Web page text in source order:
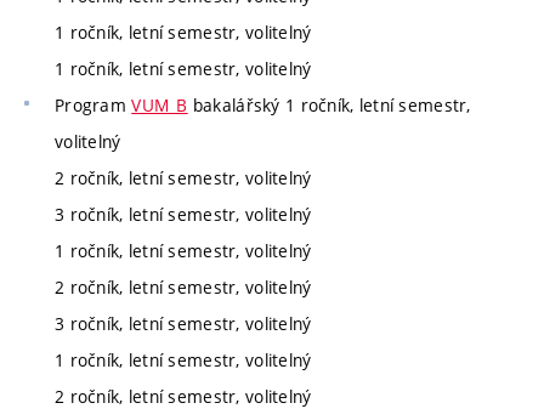
1 ročník, letní semestr, volitelný
1 ročník, letní semestr, volitelný
ProgramVUM_B bakalářský 1 ročník, letní semestr,
volitelný
2 ročník, letní semestr, volitelný
3 ročník, letní semestr, volitelný
1 ročník, letní semestr, volitelný
2 ročník, letní semestr, volitelný
3 ročník, letní semestr, volitelný
1 ročník, letní semestr, volitelný
2 ročník, letní semestr, volitelný